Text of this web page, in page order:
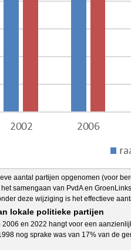
aantal partijen opgenomen (voor
samengaan van PvdA en
deze wijziging is het effectieve
lokale politieke partijen
2006 en 2022 hangt voor een
nog sprake was van 17% van de